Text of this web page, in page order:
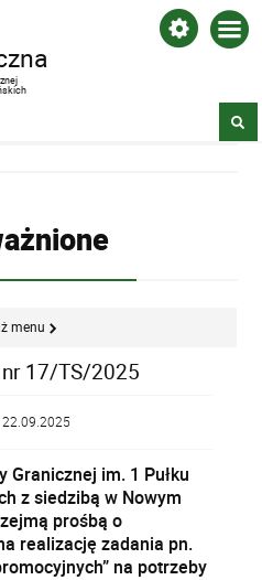
menu
17/TS/2025
22.09.2025
Granicznej im. 1 Pułku
z siedzibą w Nowym
prośbą o
realizację zadania pn.
na potrzeby